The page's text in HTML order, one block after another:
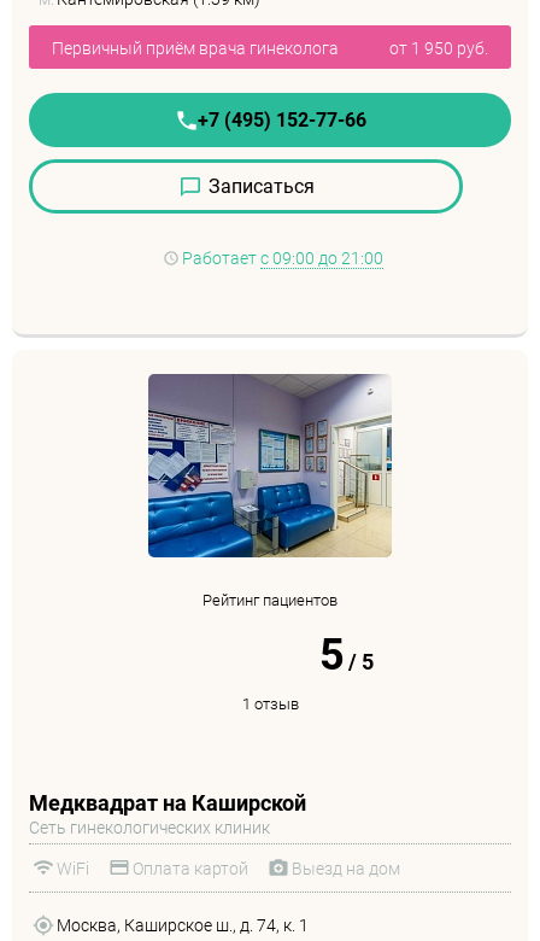
Первичный приём врача гинеколога от 1 950 руб.
+7 (495) 152-77-66
Записаться
Работаетс 09:00 до 21:00
Рейтинг пациентов
5/ 5
1 отзыв
Медквадрат на Каширской
Сеть гинекологических клиник
WiFi Оплата картой Выезд на дом
Москва, Каширское ш., д. 74, к. 1